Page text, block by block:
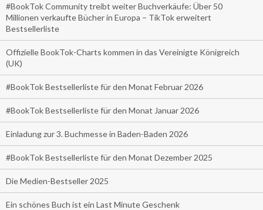
#BookTok Community treibt weiter Buchverkäufe: Über 50
Millionen verkaufte Bücher in Europa – TikTok erweitert
Bestsellerliste
Offizielle BookTok-Charts kommen in das Vereinigte Königreich
(UK)
#BookTok Bestsellerliste für den Monat Februar 2026
#BookTok Bestsellerliste für den Monat Januar 2026
Einladung zur 3. Buchmesse in Baden-Baden 2026
#BookTok Bestsellerliste für den Monat Dezember 2025
Die Medien-Bestseller 2025
Ein schönes Buch ist ein Last Minute Geschenk